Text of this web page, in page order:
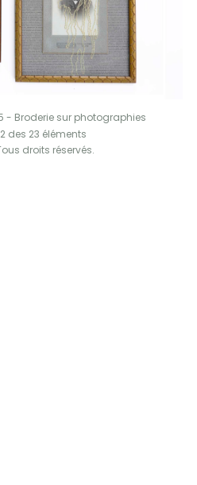
- Broderie sur photographies
des 23 éléments
droits réservés.